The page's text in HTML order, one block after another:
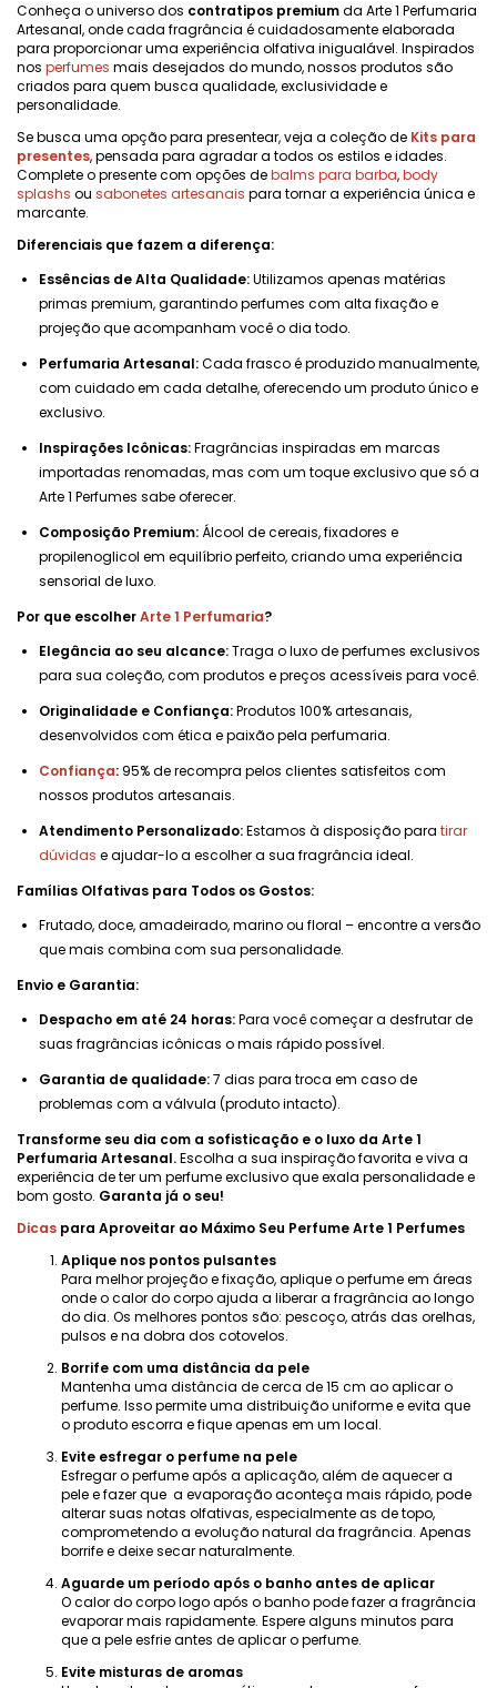
Conheça o universo dos contratipos premiumda Arte 1 Perfumaria
Artesanal, onde cada fragrância é cuidadosamente elaborada
para proporcionar uma experiência olfativa inigualável. Inspirados
nos perfumes mais desejados do mundo, nossos produtos são
criados para quem busca qualidade, exclusividade e
personalidade.
Se busca uma opção para presentear, veja a coleção de Kits para
presentes, pensada para agradar a todos os estilos e idades.
Complete o presente com opções debalms para barba,body
splashs ou sabonetes artesanais para tornar a experiência única e
marcante.
Diferenciais que fazem a diferença:
Essências de Alta Qualidade:Utilizamos apenas matérias
primas premium, garantindo perfumes com alta fixação e
projeção que acompanham você o dia todo.
Perfumaria Artesanal:Cada frasco é produzido manualmente,
com cuidado em cada detalhe, oferecendo um produto único e
exclusivo.
Inspirações Icônicas:Fragrâncias inspiradas em marcas
importadas renomadas, mas com um toque exclusivo que só a
Arte 1 Perfumes sabe oferecer.
Composição Premium:Álcool de cereais, fixadores e
propilenoglicol em equilíbrio perfeito, criando uma experiência
sensorial de luxo.
Por que escolherArte 1 Perfumaria?
Elegância ao seu alcance:Traga o luxo de perfumes exclusivos
para sua coleção, com produtos e preços acessíveis para você.
Originalidade e Confiança:Produtos 100% artesanais,
desenvolvidos com ética e paixão pela perfumaria.
Confiança: 95% de recompra pelos clientes satisfeitos com
nossos produtos artesanais.
Atendimento Personalizado:Estamos à disposição para tirar
dúvidas e ajudar-lo a escolher a sua fragrância ideal.
Famílias Olfativas para Todos os Gostos:
Frutado, doce, amadeirado, marino ou floral – encontre a versão
que mais combina com sua personalidade.
Envio e Garantia:
Despacho em até 24 horas:Para você começar a desfrutar de
suas fragrâncias icônicas o mais rápido possível.
Garantia de qualidade:7 dias para troca em caso de
problemas com a válvula (produto intacto).
Transforme seu dia com a sofisticação e o luxo da Arte 1
Perfumaria Artesanal.Escolha a sua inspiração favorita e viva a
experiência de ter um perfume exclusivo que exala personalidade e
bom gosto. Garanta já o seu!
Dicas para Aproveitar ao Máximo Seu Perfume Arte 1 Perfumes
Aplique nos pontos pulsantes
Para melhor projeção e fixação, aplique o perfume em áreas
onde o calor do corpo ajuda a liberar a fragrância ao longo
do dia. Os melhores pontos são: pescoço, atrás das orelhas,
pulsos e na dobra dos cotovelos.
Borrife com uma distância da pele
Mantenha uma distância de cerca de 15 cm ao aplicar o
perfume. Isso permite uma distribuição uniforme e evita que
o produto escorra e fique apenas em um local.
Evite esfregar o perfume na pele
Esfregar o perfume após a aplicação, além de aquecer a
pele e fazer que a evaporação aconteça mais rápido, pode
alterar suas notas olfativas, especialmente as de topo,
comprometendo a evolução natural da fragrância. Apenas
borrife e deixe secar naturalmente.
Aguarde um período após o banho antes de aplicar
O calor do corpo logo após o banho pode fazer a fragrância
evaporar mais rapidamente. Espere alguns minutos para
que a pele esfrie antes de aplicar o perfume.
Evite misturas ​​de aromas